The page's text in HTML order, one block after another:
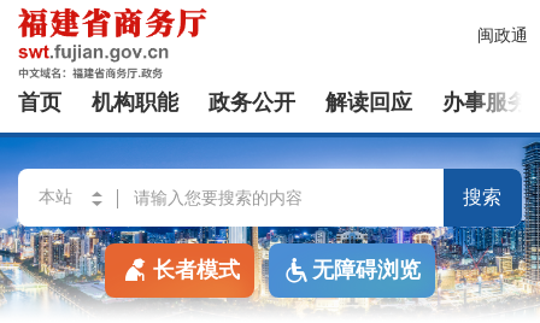
闽政通
首页 机构职能 政务公开 解读回应 办事服务
搜索
长者模式 无障碍浏览